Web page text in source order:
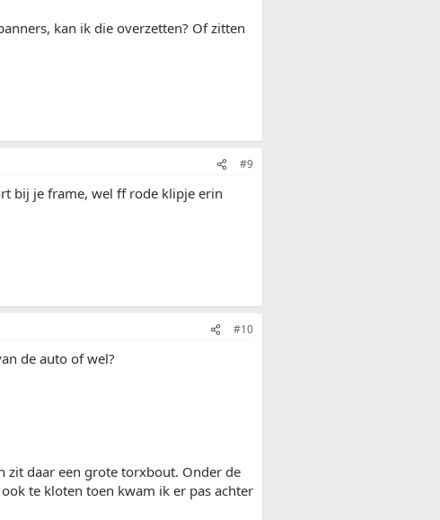
kan ik die overzetten? Of zitten
#9
bij je frame, wel ff rode klipje erin
#10
de auto of wel?
zit daar een grote torxbout. Onder de
te kloten toen kwam ik er pas achter